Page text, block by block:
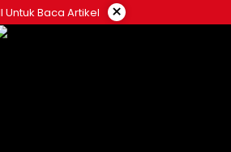
Untuk Baca Artikel ×